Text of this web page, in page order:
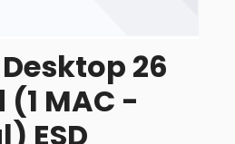
26
MAC -
ESD